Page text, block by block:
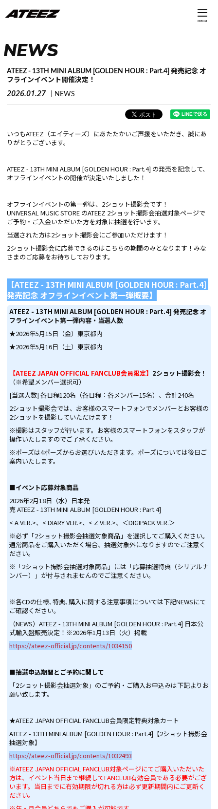
MENU
NEWS
ATEEZ - 13TH MINI ALBUM [GOLDEN HOUR : Part.4] 発売記念 オ
フラインイベント開催決定！
2026.01.27 NEWS
いつもATEEZ（エイティーズ）にあたたかいご声援をいただき、誠にあ
りがとうございます。
ATEEZ - 13TH MINI ALBUM [GOLDEN HOUR : Part.4] の発売を記念して、
オフラインイベントの開催が決定いたしました！
オフラインイベントの第一弾は、2ショット撮影会です！
UNIVERSAL MUSIC STORE のATEEZ 2ショット撮影会抽選対象ページで
ご予約・ご入金いただいた方を対象に抽選を行います。
当選された方は2ショット撮影会にご参加いただけます！
2ショット撮影会に応募できるのはこちらの期間のみとなります！みな
さまのご応募をお待ちしております。
【ATEEZ - 13TH MINI ALBUM [GOLDEN HOUR : Part.4]
発売記念 オフラインイベント第一弾概要】
ATEEZ - 13TH MINI ALBUM [GOLDEN HOUR : Part.4] 発売記念 オ
フラインイベント第一弾内容・当選人数
★2026年5月15日（金）東京都内
★2026年5月16日（土）東京都内
【ATEEZ JAPAN OFFICIAL FANCLUB会員限定】 2ショット撮影会！
（※希望メンバー選択可）
[当選人数] 各日程120名（各日程：各メンバー15名）、合計240名
2ショット撮影会では、お客様のスマートフォンでメンバーとお客様の
2ショットを撮影していただけます！
※撮影はスタッフが行います。お客様のスマートフォンをスタッフが
操作いたしますのでご了承ください。
※ポーズは4ポーズからお選びいただきます。ポーズについては後日ご
案内いたします。
■イベント応募対象商品
2026年2月18日（水）日本発
売 ATEEZ - 13TH MINI ALBUM [GOLDEN HOUR : Part.4]
< A VER.>、< DIARY VER.>、< Z VER.>、＜DIGIPACK VER.＞
※必ず「2ショット撮影会抽選対象商品」を選択してご購入ください。
通常商品をご購入いただく場合、抽選対象外になりますのでご注意く
ださい。
※「2ショット撮影会抽選対象商品」には「応募抽選特典（シリアルナ
ンバー）」が付与されませんのでご注意ください。
※各CDの仕様､特典､購入に関する注意事項については下記NEWSにて
ご確認ください｡
（NEWS）ATEEZ - 13TH MINI ALBUM [GOLDEN HOUR : Part.4] 日本公
式輸入盤販売決定！※2026年1月13日（火）掲載
https://ateez-official.jp/contents/1034150
■抽選申込期間とご予約に関して
「2ショット撮影会抽選対象」のご予約・ご購入お申込みは下記よりお
願い致します。
★ATEEZ JAPAN OFFICIAL FANCLUB会員限定特典対象カート
ATEEZ - 13TH MINI ALBUM [GOLDEN HOUR : Part.4]【2ショット撮影会
抽選対象】
https://ateez-official.jp/contents/1032493
※ATEEZ JAPAN OFFICIAL FANCLUB対象ページにてご購入いただいた
方は、イベント当日まで継続してFANCLUB有効会員である必要がござ
います。当日までに有効期限が切れる方は必ず更新期間内にご更新く
ださい。